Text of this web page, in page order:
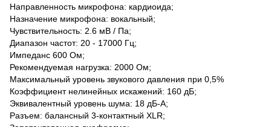
Направленность микрофона: кардиоида;
Назначение микрофона: вокальный;
Чувствительность: 2.6 мВ / Па;
Диапазон частот: 20 - 17000 Гц;
Импеданс 600 Ом;
Рекомендуемая нагрузка: 2000 Ом;
Максимальный уровень звукового давления при 0,5%
Коэффициент нелинейных искажений: 160 дБ;
Эквивалентный уровень шума: 18 дБ-А;
Разъем: балансный 3-контактный XLR;